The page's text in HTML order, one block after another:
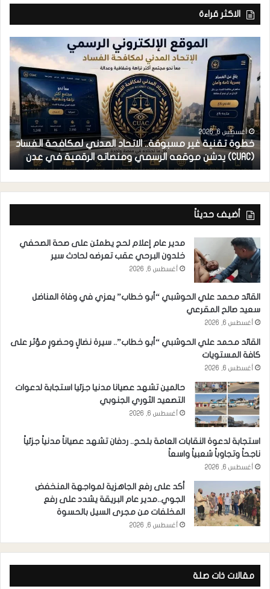
الاكثر قراءة
أغسطس 6, 2026
خطوة تقنية غير مسبوقة.. الاتحاد المدني لمكافحة الفساد
(CUAC) يدشن موقعه الرسمي ومنصاته الرقمية في عدن
أضيف حديثاً
مدير عام إعلام لحج يطمئن على صحة الصحفي
خلدون البرحي عقب تعرضه لحادث سير
أغسطس 6, 2026
القائد محمد علي الحوشبي “أبو خطاب” يعزي في وفاة المناضل
سعيد صالح المقرعي
أغسطس 6, 2026
القائد محمد علي الحوشبي “أبو خطاب”.. سيرة نضالٍ وحضورٍ مؤثر على
كافة المستويات
أغسطس 6, 2026
حالمين تشهد عصيانا مدنيا جزئيا استجابة لدعوات
التصعيد الثوري الجنوبي
أغسطس 6, 2026
استجابة لدعوة النقابات العامة بلحج.. ردفان تشهد عصياناً مدنياً جزئياً
ناجحاً وتجاوباً شعبياً واسعاً
أغسطس 6, 2026
أكد على رفع الجاهزية لمواجهة المنخفض
الجوي..مدير عام البريقة يشدد على رفع
المخلفات من مجرى السيل بالحسوة
أغسطس 6, 2026
مقالات ذات صلة